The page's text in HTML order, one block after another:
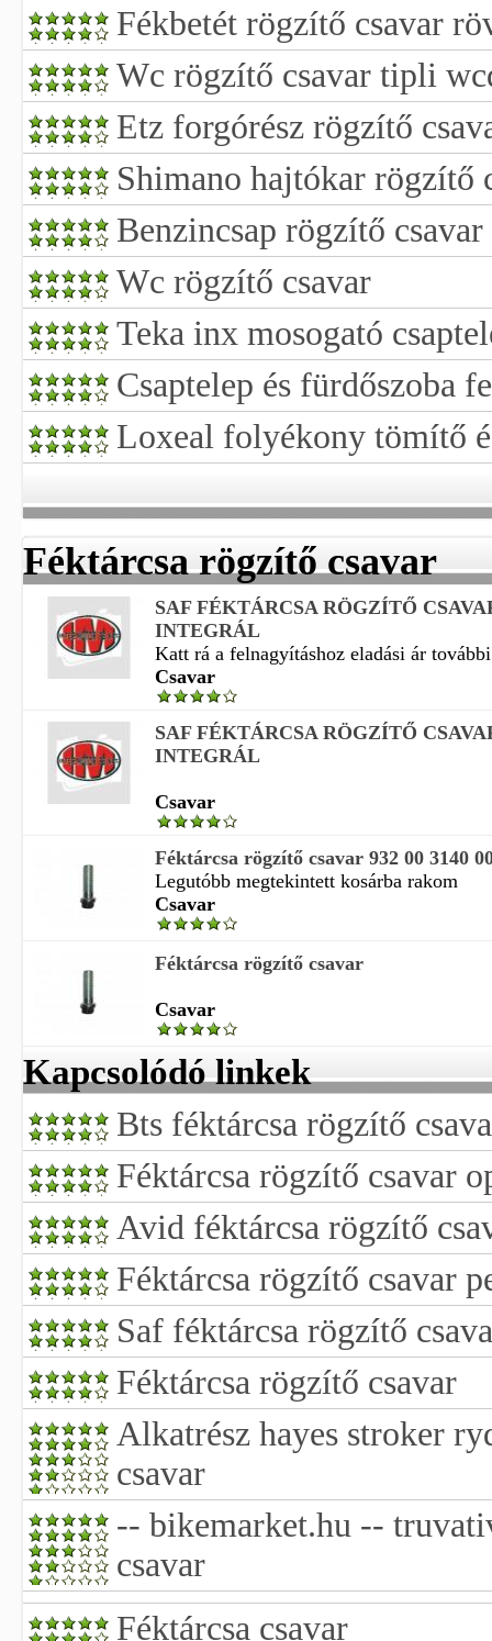
Fékbetét rögzítő csavar
Wc rögzítő csavar tipli
Etz forgórész rögzítő
Shimano hajtókar rögzítő
Benzincsap rögzítő csavar
Wc rögzítő csavar
Teka inx mosogató
Csaptelep és fürdőszoba
Loxeal folyékony tömítő
Féktárcsa rögzítő csavar
SAF FÉKTÁRCSA RÖGZÍTŐ
INTEGRÁL
Katt rá a felnagyításhoz eladási ár
Csavar
SAF FÉKTÁRCSA RÖGZÍTŐ
INTEGRÁL
Csavar
Féktárcsa rögzítő csavar 932 00 3140
Legutóbb megtekintett kosárba rakom
Csavar
Féktárcsa rögzítő csavar
Csavar
Kapcsolódó linkek
Bts féktárcsa rögzítő
Féktárcsa rögzítő csavar
Avid féktárcsa rögzítő
Féktárcsa rögzítő csavar
Saf féktárcsa rögzítő
Féktárcsa rögzítő csavar
Alkatrész hayes stroker
csavar
-- bikemarket.hu --
csavar
Féktárcsa csavar